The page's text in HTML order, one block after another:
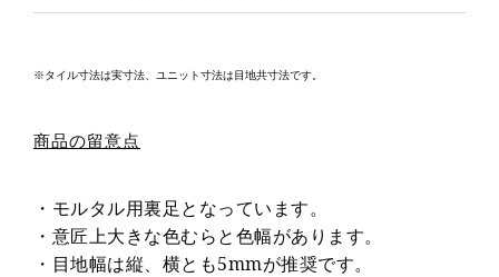
※タイル寸法は実寸法、ユニット寸法は目地共寸法です。
商品の留意点
・モルタル用裏足となっています。
・意匠上大きな色むらと色幅があります。
・目地幅は縦、横とも5mmが推奨です。